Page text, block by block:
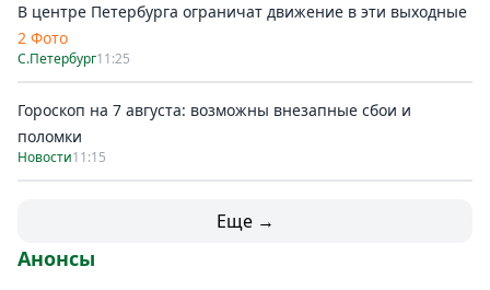
В центре Петербурга ограничат движение в эти выходные
2 Фото
С.Петербург11:25
Гороскоп на 7 августа: возможны внезапные сбои и
поломки
Новости11:15
Еще →
Анонсы